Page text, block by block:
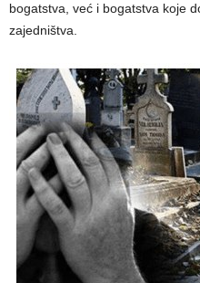
bogatstva, već i bogatstva koje
zajedništva.